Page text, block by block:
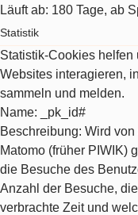
Läuft ab: 180 Tage, ab
Statistik
Statistik-Cookies helfen
Websites interagieren,
sammeln und melden.
Name: _pk_id#
Beschreibung: Wird von
Matomo (früher PIWIK)
die Besuche des
Anzahl der Besuche,
verbrachte Zeit und